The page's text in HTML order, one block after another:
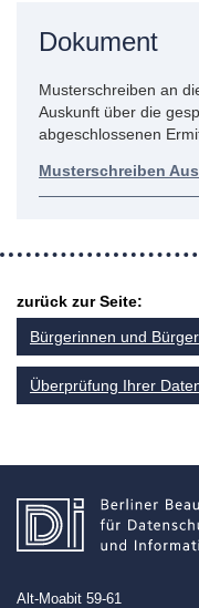
Dokument
Musterschreiben an
Auskunft über die
abgeschlossenen
Musterschreiben
zurück zur Seite:
Bürgerinnen und Bürger
Überprüfung Ihrer
Alt-Moabit 59-61